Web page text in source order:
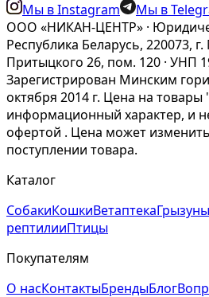
Мы в Instagram
Мы в
ООО «НИКАН-ЦЕНТР» ·
Республика Беларусь, 220073,
Притыцкого 26, пом. 120 · УНП
Зарегистрирован Минским
октября 2014 г. Цена на товары
информационный характер, и
офертой . Цена может
поступлении товара.
Каталог
СобакиКошкиВетаптекаГрызуны
рептилииПтицы
Покупателям
О насКонтактыБрендыБлог